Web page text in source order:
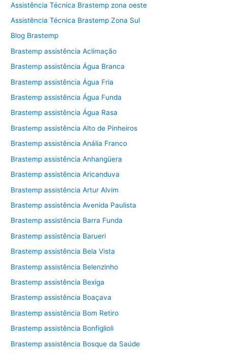
o
r
:
Assistência Técnica Brastemp zona oeste
Assistência Técnica Brastemp Zona Sul
Blog Brastemp
Brastemp assistência Aclimação
Brastemp assistência Água Branca
Brastemp assistência Água Fria
Brastemp assistência Água Funda
Brastemp assistência Água Rasa
Brastemp assistência Alto de Pinheiros
Brastemp assistência Anália Franco
Brastemp assistência Anhangüera
Brastemp assistência Aricanduva
Brastemp assistência Artur Alvim
Brastemp assistência Avenida Paulista
Brastemp assistência Barra Funda
Brastemp assistência Barueri
Brastemp assistência Bela Vista
Brastemp assistência Belenzinho
Brastemp assistência Bexiga
Brastemp assistência Boaçava
Brastemp assistência Bom Retiro
Brastemp assistência Bonfiglioli
Brastemp assistência Bosque da Saúde